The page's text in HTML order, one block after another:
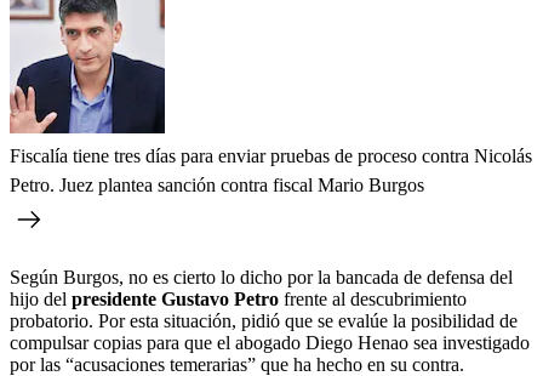
Fiscalía tiene tres días para enviar pruebas de proceso contra Nicolás
Petro. Juez plantea sanción contra fiscal Mario Burgos
Según Burgos, no es cierto lo dicho por la bancada de defensa del
hijo del presidente Gustavo Petro frente al descubrimiento
probatorio. Por esta situación, pidió que se evalúe la posibilidad de
compulsar copias para que el abogado Diego Henao sea investigado
por las “acusaciones temerarias” que ha hecho en su contra.